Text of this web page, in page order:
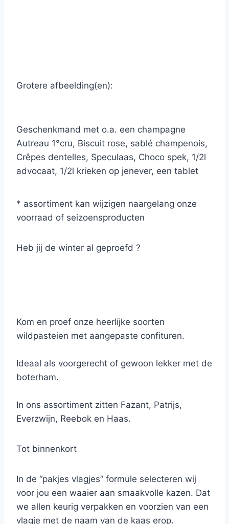
Grotere afbeelding(en):
Geschenkmand met o.a. een champagne
Autreau 1°cru, Biscuit rose, sablé champenois,
Crêpes dentelles, Speculaas, Choco spek, 1/2l
advocaat, 1/2l krieken op jenever, een tablet
apero sticks, pesto genovese, farfalle pasta
Delverde, olijfjes in bokaal.
* assortiment kan wijzigen naargelang onze
voorraad of seizoensproducten
Heb jij de winter al geproefd ?
Kom en proef onze heerlijke soorten
wildpasteien met aangepaste confituren.
Ideaal als voorgerecht of gewoon lekker met de
boterham.
In ons assortiment zitten Fazant, Patrijs,
Everzwijn, Reebok en Haas.
Tot binnenkort
In de “pakjes vlagjes” formule selecteren wij
voor jou een waaier aan smaakvolle kazen. Dat
we allen keurig verpakken en voorzien van een
vlagje met de naam van de kaas erop.